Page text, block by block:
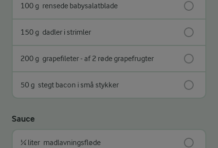
100 g rensede babysalatblade
150 g dadler i strimler
200 g grapefileter - af 2 røde grapefrugter
50 g stegt bacon i små stykker
Sauce
¼ liter madlavningsfløde